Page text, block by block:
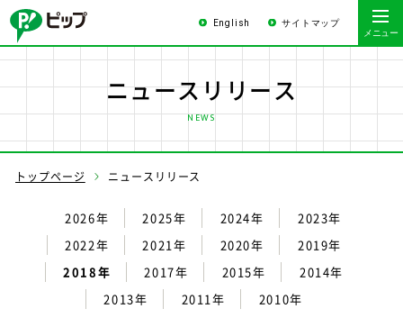
English サイトマップ
ニュースリリース
NEWS
トップページ ニュースリリース
2026年 2025年 2024年
2023年
2022年
2021年 2020年
2019年
2018年
2017年 2015年
2014年
2013年
2011年 2010年